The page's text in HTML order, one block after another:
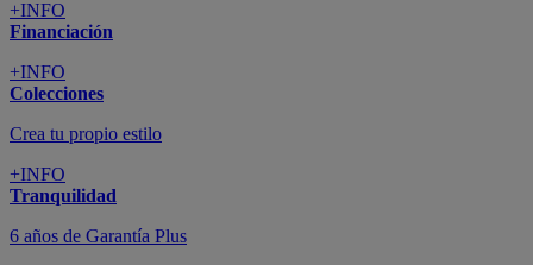
+INFO
Financiación
+INFO
Colecciones
Crea tu propio estilo
+INFO
Tranquilidad
6 años de Garantía Plus